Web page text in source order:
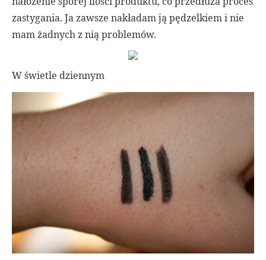
zastygania. Ja zawsze nakładam ją pędzelkiem i nie
mam żadnych z nią problemów.
W świetle dziennym